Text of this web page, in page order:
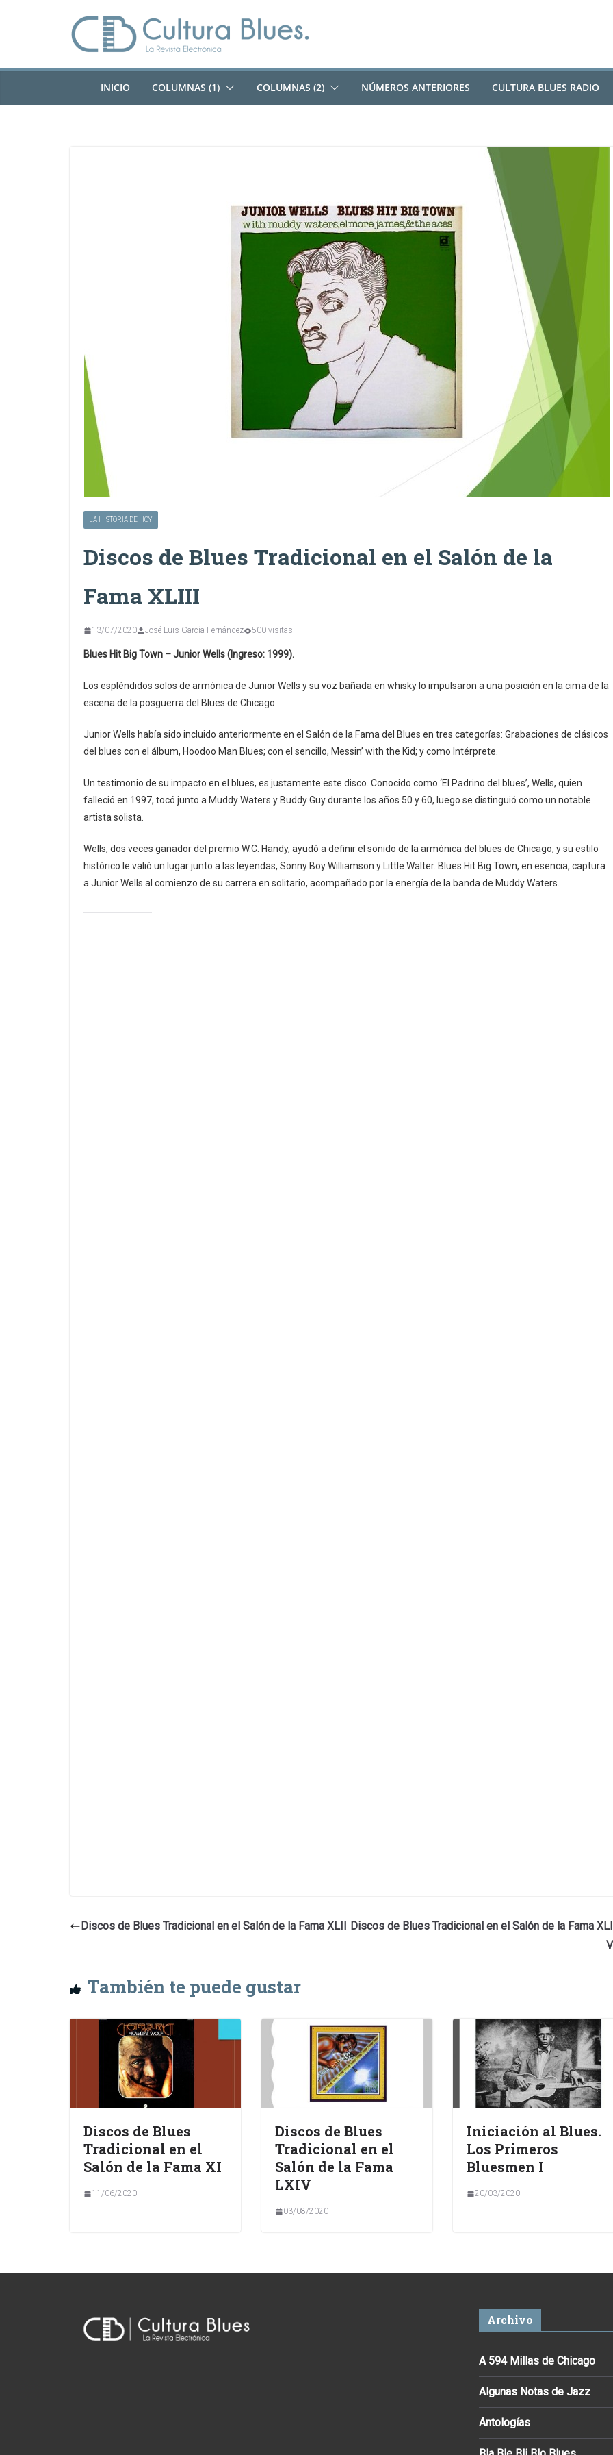
INICIO COLUMNAS (1) COLUMNAS (2) NÚMEROS ANTERIORES CULTURA BLUES RADIO
LA HISTORIA DE HOY
Discos de Blues Tradicional en el Salón de la
Fama XLIII
13/07/2020 José Luis García Fernández 500 visitas
Blues Hit Big Town – Junior Wells (Ingreso: 1999).
Los espléndidos solos de armónica de Junior Wells y su voz bañada en whisky lo impulsaron a una posición en la cima de la
escena de la posguerra del Blues de Chicago.
Junior Wells había sido incluido anteriormente en el Salón de la Fama del Blues en tres categorías: Grabaciones de clásicos
del blues con el álbum, Hoodoo Man Blues; con el sencillo, Messin’ with the Kid; y como Intérprete.
Un testimonio de su impacto en el blues, es justamente este disco. Conocido como ‘El Padrino del blues’, Wells, quien
falleció en 1997, tocó junto a Muddy Waters y Buddy Guy durante los años 50 y 60, luego se distinguió como un notable
artista solista.
Wells, dos veces ganador del premio W.C. Handy, ayudó a definir el sonido de la armónica del blues de Chicago, y su estilo
histórico le valió un lugar junto a las leyendas, Sonny Boy Williamson y Little Walter. Blues Hit Big Town, en esencia, captura
a Junior Wells al comienzo de su carrera en solitario, acompañado por la energía de la banda de Muddy Waters.
Discos de Blues Tradicional en el Salón de la Fama XLII Discos de Blues Tradicional en el Salón de la Fama XLI
V
También te puede gustar
Discos de Blues
Tradicional en el
Salón de la Fama XI
11/06/2020
Discos de Blues
Tradicional en el
Salón de la Fama
LXIV
03/08/2020
Iniciación al Blues.
Los Primeros
Bluesmen I
20/03/2020
Archivo
A 594 Millas de Chicago
Algunas Notas de Jazz
Antologías